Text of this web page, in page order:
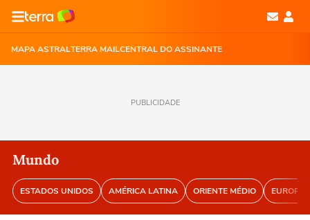
MAPA ASTRALTERRA MAILCENTRAL DO ASSINANTE
PUBLICIDADE
Mundo
ESTADOS UNIDOS AMÉRICA LATINA ORIENTE MÉDIO EUROPA